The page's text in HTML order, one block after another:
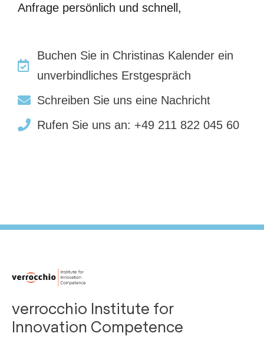
Anfrage persönlich und schnell,
Buchen Sie in Christinas Kalender ein
unverbindliches Erstgespräch
Schreiben Sie uns eine Nachricht
Rufen Sie uns an: +49 211 822 045 60
verrocchio Institute for
Innovation Competence